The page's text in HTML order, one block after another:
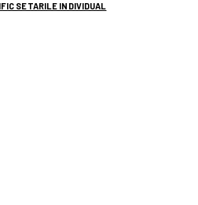
SETARILE INDIVIDUAL